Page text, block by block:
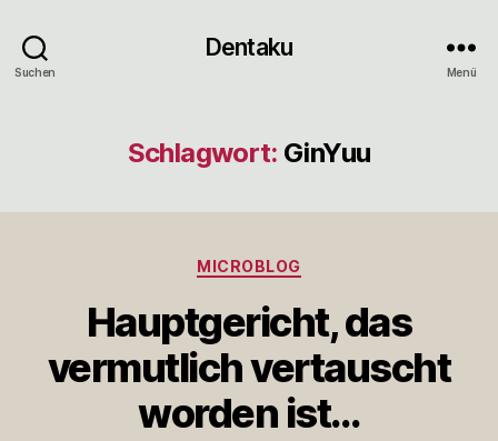
Suchen
Dentaku
Menü
Schlagwort: GinYuu
Kategorien
MICROBLOG
Hauptgericht, das
vermutlich vertauscht
worden ist…